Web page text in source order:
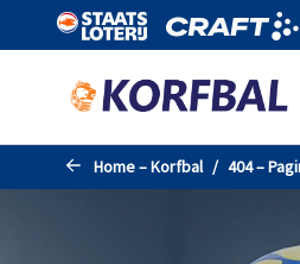
Naar de hoofdinhoud gaan
Home – Korfbal 404 –